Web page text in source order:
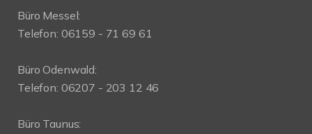
Büro Messel:
Telefon: 06159 - 71 69 61
Büro Odenwald:
Telefon: 06207 - 203 12 46
Büro Taunus: